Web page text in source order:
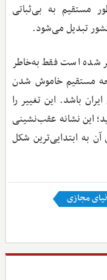
مستقیم به بی‌ثباتی
تبدیل می‌شود.
شده است فقط به‌خاطر
مستقیم خاموش شدن
باشد. این تغییر را
این نشانه عقب‌نشینی
به ابتدایی‌ترین شکل
مجازی